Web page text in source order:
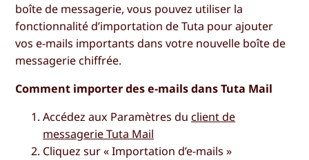
boîte de messagerie, vous pouvez utiliser la
fonctionnalité d’importation de Tuta pour ajouter
vos e-mails importants dans votre nouvelle boîte de
messagerie chiffrée.
Comment importer des e-mails dans Tuta Mail
Accédez aux Paramètres du client de
messagerie Tuta Mail
Cliquez sur «Importation d’e-mails »